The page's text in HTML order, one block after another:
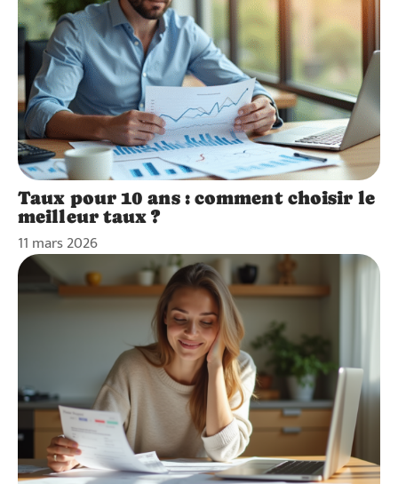
Taux pour 10 ans : comment choisir le
meilleur taux ?
11 mars 2026